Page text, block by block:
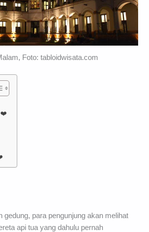
Foto: tabloidwisata.com
❤️
gedung, para pengunjung akan melihat
api tua yang dahulu pernah